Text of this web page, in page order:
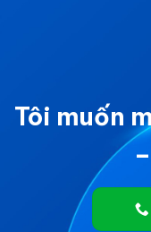
Tôi muốn